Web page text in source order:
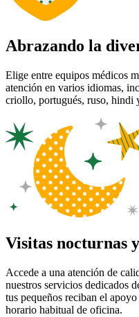
Abrazando la
Elige entre equipos médicos
atención en varios idiomas,
criollo, portugués, ruso, hindi
Visitas nocturnas
Accede a una atención de
nuestros servicios dedicados
tus pequeños reciban el
horario habitual de oficina.